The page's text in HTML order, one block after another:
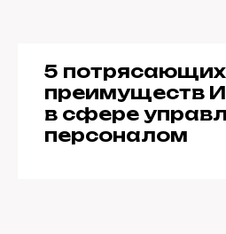
5 потрясающих
преимуществ
в сфере
персоналом